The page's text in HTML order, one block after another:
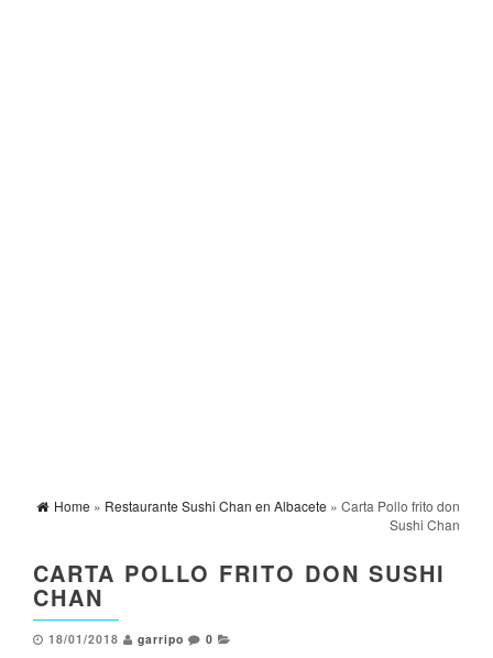
Home » Restaurante Sushi Chan en Albacete » Carta Pollo frito don
Sushi Chan
CARTA POLLO FRITO DON SUSHI
CHAN
18/01/2018 garripo 0